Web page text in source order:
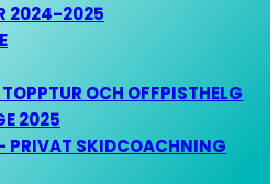
2024-2025
OCH OFFPISTHELG
2025
PRIVAT SKIDCOACHNING